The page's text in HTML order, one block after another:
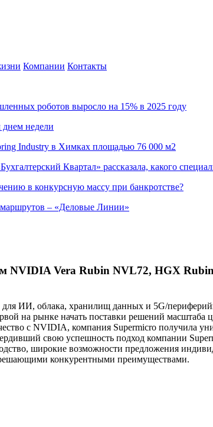
Компании Контакты
роботов выросло на 15% в 2025 году
днем недели
Industry в Химках площадью 76 000 м2
Квартал» рассказала, какого
в конкурсную массу при банкротстве?
маршрутов – «Деловые Линии»
NVIDIA Vera Rubin NVL72, HGX
ИИ, облака, хранилищ данных и 5G/
на рынке начать поставки решений
с NVIDIA, компания Supermicro получила
свою успешность подход компании
широкие возможности предложения
конкурентными преимуществами.